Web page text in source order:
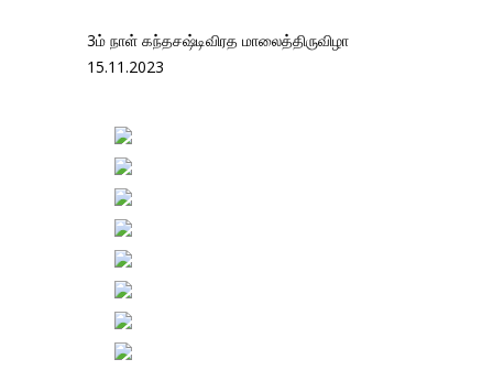
3ம் நாள் கந்தசஷ்டிவிரத மாலைத்திருவிழா
15.11.2023